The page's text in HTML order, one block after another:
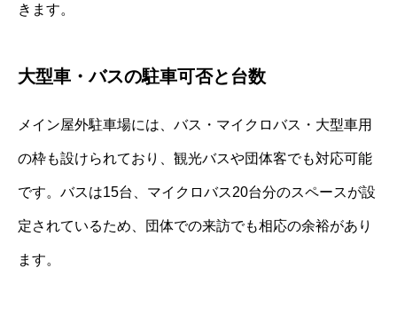
きます。
大型車・バスの駐車可否と台数
メイン屋外駐車場には、バス・マイクロバス・大型車用
の枠も設けられており、観光バスや団体客でも対応可能
です。バスは15台、マイクロバス20台分のスペースが設
定されているため、団体での来訪でも相応の余裕があり
ます。